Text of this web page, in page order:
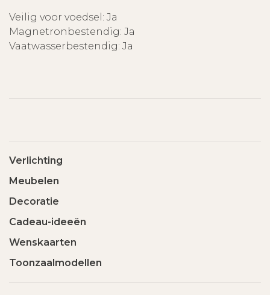
Veilig voor voedsel: Ja
Magnetronbestendig: Ja
Vaatwasserbestendig: Ja
Verlichting
Meubelen
Decoratie
Cadeau-ideeën
Wenskaarten
Toonzaalmodellen